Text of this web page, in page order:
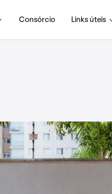
Consórcio Links úteis